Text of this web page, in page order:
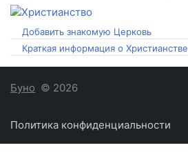
Добавить знакомую Церковь
Краткая информация о Христианстве
Буно © 2026
Политика конфиденциальности